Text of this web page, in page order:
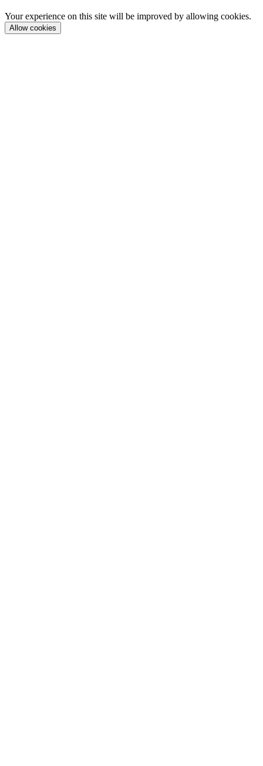
Your experience on this site will be improved by allowing cookies.
Allow cookies